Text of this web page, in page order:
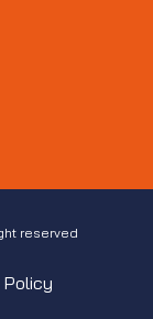
reserved
Policy